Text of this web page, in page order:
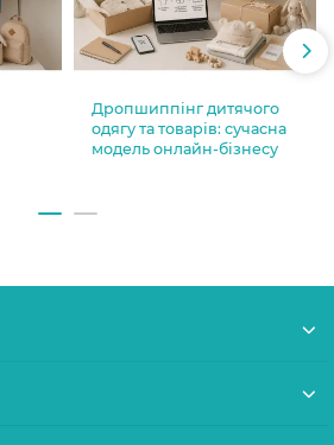
Дропшиппінг дитячого
одягу та товарів: сучасна
модель онлайн-бізнесу